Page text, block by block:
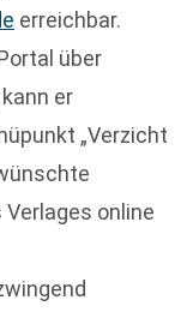
erreichbar.
über
er
„Verzicht
online